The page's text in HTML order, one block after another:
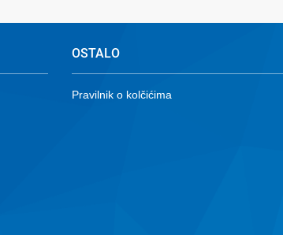
OSTALO
Pravilnik o kolčićima